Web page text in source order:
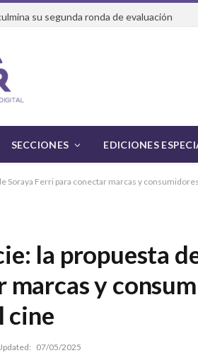
su segunda ronda de evaluación
SECCIONES EDICIONES
Soraya Ferri para conectar marcas y
la propuesta
marcas y
cine
07/05/2025